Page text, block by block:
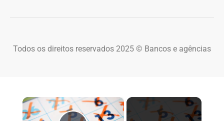
Todos os direitos reservados 2025 © Bancos e agências
×